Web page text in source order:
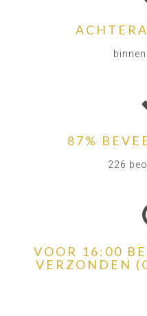
87%
226
VOOR 16:00
VERZONDEN